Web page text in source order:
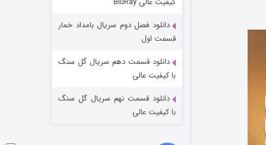
شکست استوارت در نجات جهان
قسمت ۷ (زیرنویس) منتشر شد
دانلود فصل دوم سریال بامداد خمار
قسمت اول
دانلود قسمت دهم سریال گل سنگ
با کیفیت عالی
دانلود قسمت نهم سریال گل سنگ
با کیفیت عالی